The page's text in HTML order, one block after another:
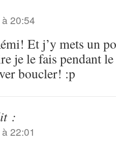
20:54
Et j’y mets un
je le fais pendant
boucler! :p
:
22:01